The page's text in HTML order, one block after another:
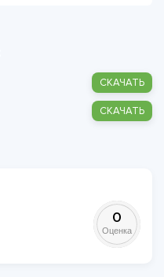
СКАЧАТЬ
СКАЧАТЬ
0
Оценка